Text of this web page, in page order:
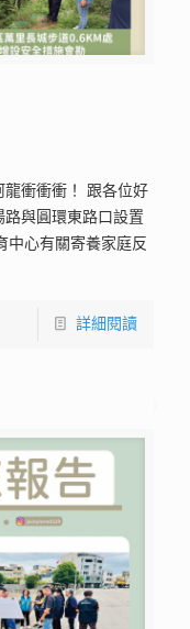
龍衝衝衝！ 跟各位好
與圓環東路口設置
中心有關寄養家庭反
詳細閱讀